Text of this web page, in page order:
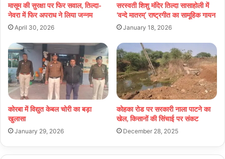
मासूम की सुरक्षा पर फिर सवाल, तिल्दा-
नेवरा में फिर अपराध ने लिया जन्नम
April 30, 2026
सरस्वती शिशु मंदिर तिल्दा सासाहोली में
‘वन्दे मातरम्’ राष्ट्रगीत का सामूहिक गायन
January 18, 2026
कोरबा में विद्युत केबल चोरी का बड़ा
खुलासा
January 29, 2026
कोहका रोड पर सरकारी नाला पाटने का
खेल, किसानों की सिंचाई पर संकट
December 28, 2025